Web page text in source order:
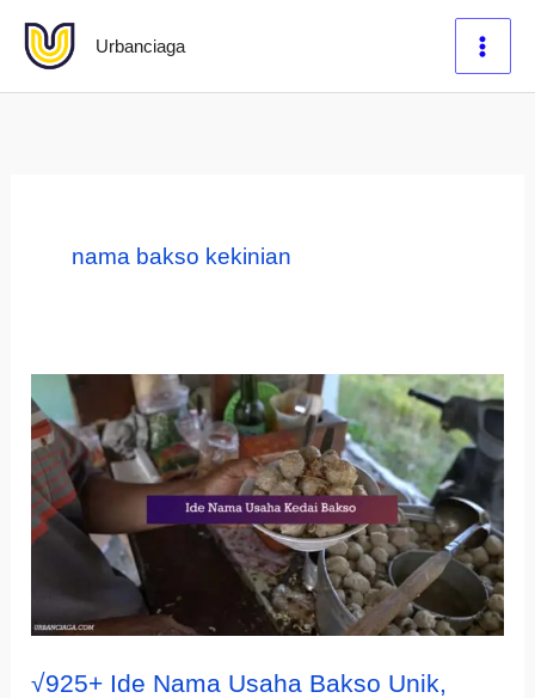
Lewati
konten
Urbanciaga
nama bakso kekinian
√925+ Ide Nama Usaha Bakso Unik,